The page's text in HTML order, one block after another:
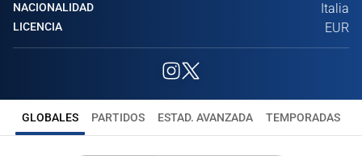
NACIONALIDAD Italia
LICENCIA EUR
GLOBALES PARTIDOS ESTAD. AVANZADA TEMPORADAS